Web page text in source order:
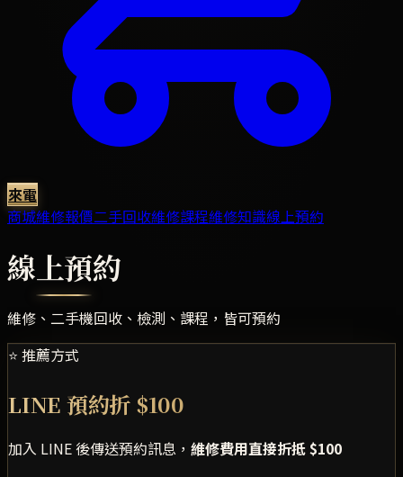
來電
商城維修報價二手回收維修課程維修知識線上預約
線上預約
維修、二手機回收、檢測、課程，皆可預約
⭐ 推薦方式
LINE 預約折 $100
加入 LINE 後傳送預約訊息， 維修費用直接折抵 $100